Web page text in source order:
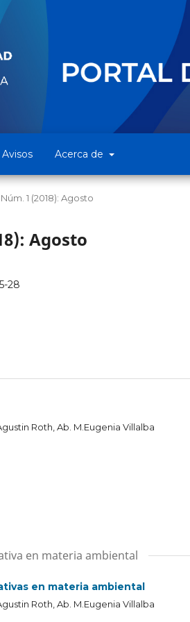
Avisos Acerca de
Núm. 1 (2018): Agosto
Agosto
28
Roth, Ab. M.Eugenia Villalba
en materia ambiental
en materia ambiental
Roth, Ab. M.Eugenia Villalba